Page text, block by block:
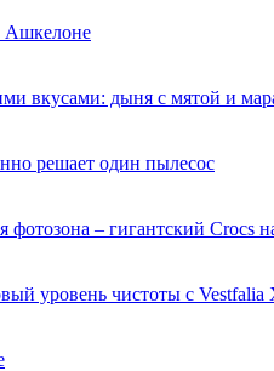
Ашкелоне
вкусами: дыня с мятой и
решает один пылесос
– гигантский Crocs
уровень чистоты с Vestfalia